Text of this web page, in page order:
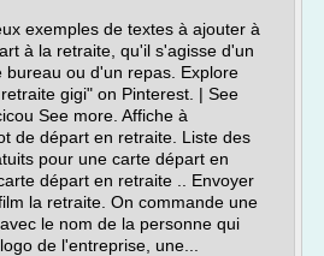
exemples de textes à ajouter à
à la retraite, qu'il s'agisse d'un
bureau ou d'un repas. Explore
gigi" on Pinterest. | See
See more. Affiche à
de départ en retraite. Liste des
pour une carte départ en
départ en retraite .. Envoyer
la retraite. On commande une
le nom de la personne qui
de l'entreprise, une...